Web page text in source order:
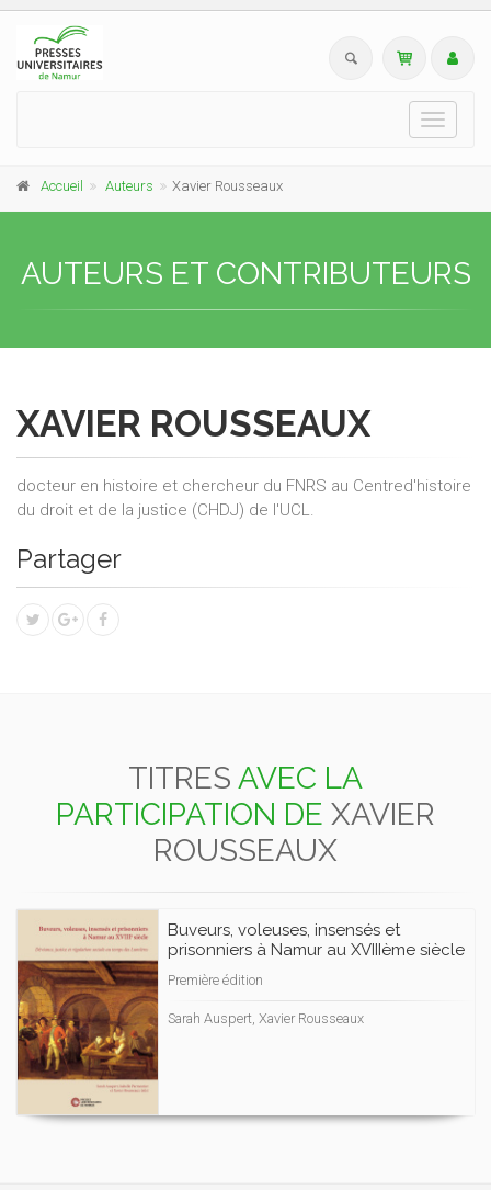
Toggle
Accueil Auteurs Xavier Rousseaux
AUTEURS ET CONTRIBUTEURS
XAVIER ROUSSEAUX
docteur en histoire et chercheur du FNRS au Centred'histoire
du droit et de la justice (CHDJ) de l'UCL.
Partager
TITRES AVEC LA
PARTICIPATION DE XAVIER
ROUSSEAUX
Buveurs, voleuses, insensés et
prisonniers à Namur au XVIIIème siècle
Première édition
Sarah Auspert, Xavier Rousseaux